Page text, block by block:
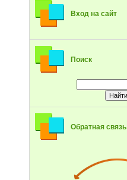
Вход на сайт
Поиск
Обратная связь